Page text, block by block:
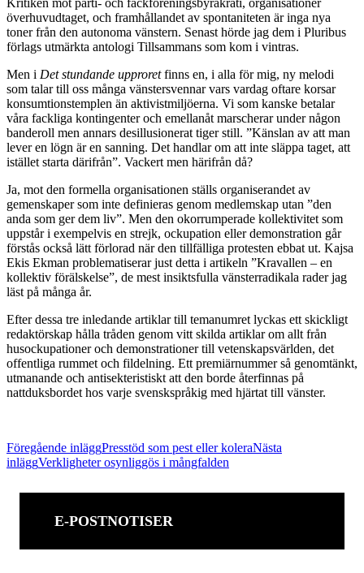
överhuvudtaget, och framhållandet av spontaniteten är inga nya
toner från den autonoma vänstern. Senast hörde jag dem i Pluribus
förlags utmärkta antologi Tillsammans som kom i vintras.
Men i Det stundande upproretfinns en, i alla för mig, ny melodi
som talar till oss många vänstersvennar vars vardag oftare korsar
konsumtionstemplen än aktivistmiljöerna. Vi som kanske betalar
våra fackliga kontingenter och emellanåt marscherar under någon
banderoll men annars desillusionerat tiger still. ”Känslan av att man
lever en lögn är en sanning. Det handlar om att inte släppa taget, att
istället starta därifrån”. Vackert men härifrån då?
Ja, mot den formella organisationen ställs organiserandet av
gemenskaper som inte definieras genom medlemskap utan ”den
anda som ger dem liv”. Men den okorrumperade kollektivitet som
uppstår i exempelvis en strejk, ockupation eller demonstration går
förstås också lätt förlorad när den tillfälliga protesten ebbat ut. Kajsa
Ekis Ekman problematiserar just detta i artikeln ”Kravallen – en
kollektiv förälskelse”, de mest insiktsfulla vänsterradikala rader jag
läst på många år.
Efter dessa tre inledande artiklar till temanumret lyckas ett skickligt
redaktörskap hålla tråden genom vitt skilda artiklar om allt från
husockupationer och demonstrationer till vetenskapsvärlden, det
offentliga rummet och fildelning. Ett premiärnummer så genomtänkt,
utmanande och antisekteristiskt att den borde återfinnas på
nattduksbordet hos varje svenskspråkig med hjärtat till vänster.
Inläggsnavigering
Föregående inläggPresstöd som pest eller koleraNästa
inläggVerkligheter osynliggös i mångfalden
E-POSTNOTISER